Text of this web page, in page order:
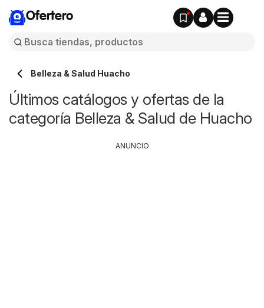
Ofertero
Belleza & Salud Huacho
Últimos catálogos y ofertas de la
categoría Belleza & Salud de Huacho
ANUNCIO